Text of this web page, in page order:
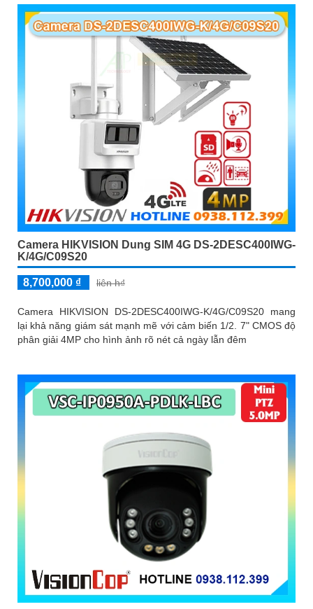
Camera HIKVISION Dung SIM 4G DS-2DESC400IWG-
K/4G/C09S20
8,700,000 ₫ liên h₫
Camera HIKVISION DS-2DESC400IWG-K/4G/C09S20 mang
lại khả năng giám sát mạnh mẽ với cảm biến 1/2. 7" CMOS độ
phân giải 4MP cho hình ảnh rõ nét cả ngày lẫn đêm